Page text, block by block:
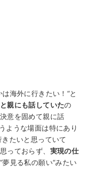
海外に行きたい！“と
親にも話していたの
意を固めて親に話
ような場面は特にあり
たいと思っていて
っておらず、 実現の仕
夢見る私の願い“みたい